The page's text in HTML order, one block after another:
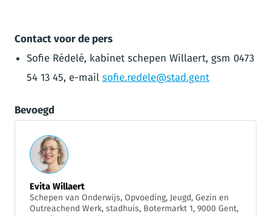
Contact voor de pers
Sofie Rédelé, kabinet schepen Willaert, gsm 0473
54 13 45, e-mail sofie.redele@stad.gent
Bevoegd
Evita Willaert
Schepen van Onderwijs, Opvoeding, Jeugd, Gezin en
Outreachend Werk, stadhuis, Botermarkt 1, 9000 Gent,